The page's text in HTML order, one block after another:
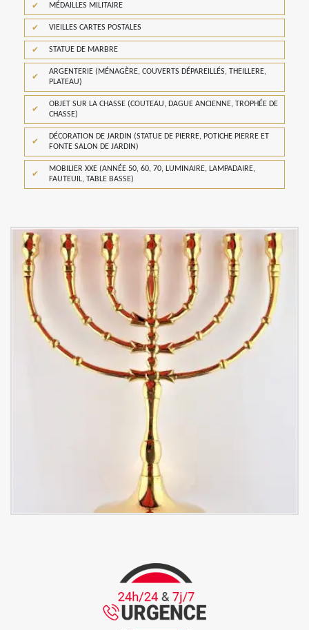
MÉDAILLES MILITAIRE
VIEILLES CARTES POSTALES
STATUE DE MARBRE
ARGENTERIE (MÉNAGÈRE, COUVERTS DÉPAREILLÉS, THEILLERE,
PLATEAU)
OBJET SUR LA CHASSE (COUTEAU, DAGUE ANCIENNE, TROPHÉE DE
CHASSE)
DÉCORATION DE JARDIN (STATUE DE PIERRE, POTICHE PIERRE ET
FONTE SALON DE JARDIN)
MOBILIER XXE (ANNÉE 50, 60, 70, LUMINAIRE, LAMPADAIRE,
FAUTEUIL, TABLE BASSE)